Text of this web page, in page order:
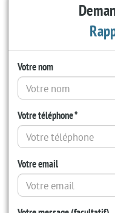
Votre nom
Votre téléphone *
Votre email